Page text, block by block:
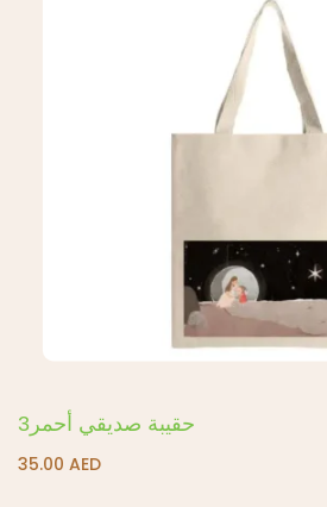
حقيبة صديقي أحمر3
35.00 AED